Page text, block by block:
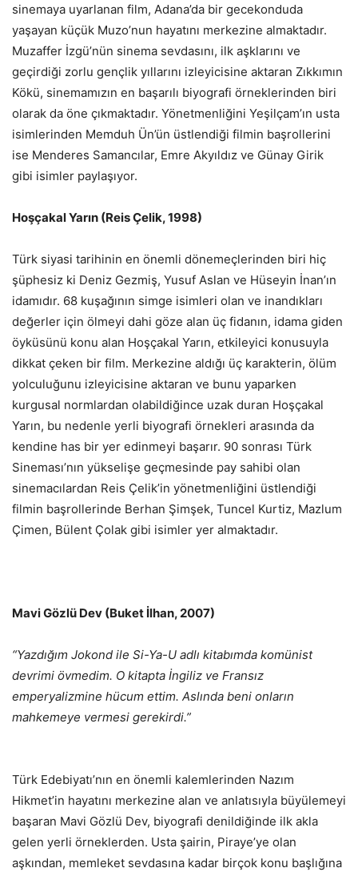
sinemaya uyarlanan film, Adana’da bir gecekonduda
yaşayan küçük Muzo’nun hayatını merkezine almaktadır.
Muzaffer İzgü’nün sinema sevdasını, ilk aşklarını ve
geçirdiği zorlu gençlik yıllarını izleyicisine aktaran Zıkkımın
Kökü, sinemamızın en başarılı biyografi örneklerinden biri
olarak da öne çıkmaktadır. Yönetmenliğini Yeşilçam’ın usta
isimlerinden Memduh Ün’ün üstlendiği filmin başrollerini
ise Menderes Samancılar, Emre Akyıldız ve Günay Girik
gibi isimler paylaşıyor.
Hoşçakal Yarın (Reis Çelik, 1998)
Türk siyasi tarihinin en önemli dönemeçlerinden biri hiç
şüphesiz ki Deniz Gezmiş, Yusuf Aslan ve Hüseyin İnan’ın
idamıdır. 68 kuşağının simge isimleri olan ve inandıkları
değerler için ölmeyi dahi göze alan üç fidanın, idama giden
öyküsünü konu alan Hoşçakal Yarın, etkileyici konusuyla
dikkat çeken bir film. Merkezine aldığı üç karakterin, ölüm
yolculuğunu izleyicisine aktaran ve bunu yaparken
kurgusal normlardan olabildiğince uzak duran Hoşçakal
Yarın, bu nedenle yerli biyografi örnekleri arasında da
kendine has bir yer edinmeyi başarır. 90 sonrası Türk
Sineması’nın yükselişe geçmesinde pay sahibi olan
sinemacılardan Reis Çelik’in yönetmenliğini üstlendiği
filmin başrollerinde Berhan Şimşek, Tuncel Kurtiz, Mazlum
Çimen, Bülent Çolak gibi isimler yer almaktadır.
Mavi Gözlü Dev (Buket İlhan, 2007)
“Yazdığım Jokond ile Si-Ya-U adlı kitabımda komünist
devrimi övmedim. O kitapta İngiliz ve Fransız
emperyalizmine hücum ettim. Aslında beni onların
mahkemeye vermesi gerekirdi.”
Türk Edebiyatı’nın en önemli kalemlerinden Nazım
Hikmet’in hayatını merkezine alan ve anlatısıyla büyülemeyi
başaran Mavi Gözlü Dev, biyografi denildiğinde ilk akla
gelen yerli örneklerden. Usta şairin, Piraye’ye olan
aşkından, memleket sevdasına kadar birçok konu başlığına